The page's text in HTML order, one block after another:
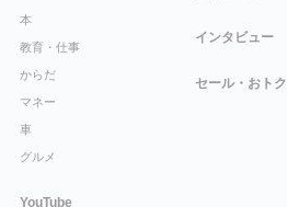
本
教育・仕事
からだ
マネー
車
グルメ
YouTube
インタビュー
セール・おトク